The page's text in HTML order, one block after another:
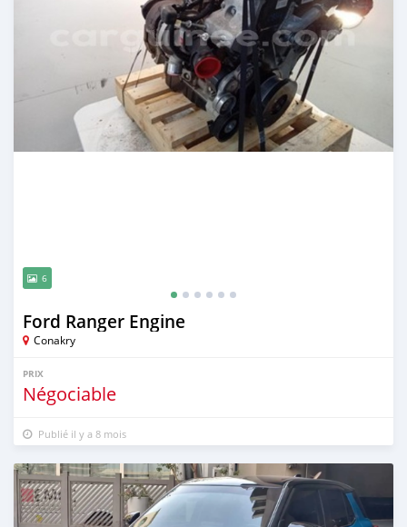
6
Ford Ranger Engine
Conakry
PRIX
Négociable
Publié il y a 8 mois